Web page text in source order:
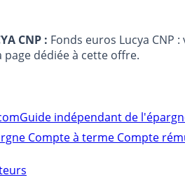
CNP : Fonds euros Lucya CNP
dédiée à cette offre.
Guide indépendant de
Compte à terme Compte